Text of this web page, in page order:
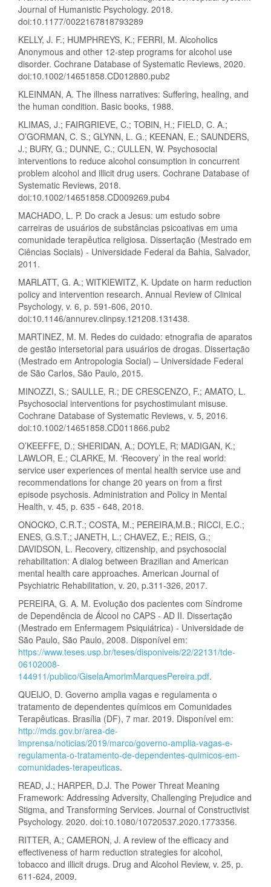
Journal of Humanistic Psychology. 2018.
doi:10.1177/0022167818793289
KELLY, J. F.; HUMPHREYS, K.; FERRI, M. Alcoholics
Anonymous and other 12-step programs for alcohol use
disorder. Cochrane Database of Systematic Reviews, 2020.
doi:10.1002/14651858.CD012880.pub2
KLEINMAN, A. The illness narratives: Suffering, healing, and
the human condition. Basic books, 1988.
KLIMAS, J.; FAIRGRIEVE, C.; TOBIN, H.; FIELD, C. A.;
O’GORMAN, C. S.; GLYNN, L. G.; KEENAN, E.; SAUNDERS,
J.; BURY, G.; DUNNE, C.; CULLEN, W. Psychosocial
interventions to reduce alcohol consumption in concurrent
problem alcohol and illicit drug users. Cochrane Database of
Systematic Reviews, 2018.
doi:10.1002/14651858.CD009269.pub4
MACHADO, L. P. Do crack a Jesus: um estudo sobre
carreiras de usuários de substâncias psicoativas em uma
comunidade terapêutica religiosa. Dissertação (Mestrado em
Ciências Sociais) - Universidade Federal da Bahia, Salvador,
2011.
MARLATT, G. A.; WITKIEWITZ, K. Update on harm reduction
policy and intervention research. Annual Review of Clinical
Psychology, v. 6, p. 591-606, 2010.
doi:10.1146/annurev.clinpsy.121208.131438.
MARTINEZ, M. M. Redes do cuidado: etnografia de aparatos
de gestão intersetorial para usuários de drogas. Dissertação
(Mestrado em Antropologia Social) – Universidade Federal
de São Carlos, São Paulo, 2015.
MINOZZI, S.; SAULLE, R.; DE CRESCENZO, F.; AMATO, L.
Psychosocial interventions for psychostimulant misuse.
Cochrane Database of Systematic Reviews, v. 5, 2016.
doi:10.1002/14651858.CD011866.pub2
O’KEEFFE, D.; SHERIDAN, A.; DOYLE, R; MADIGAN, K.;
LAWLOR, E.; CLARKE, M. ‘Recovery’ in the real world:
service user experiences of mental health service use and
recommendations for change 20 years on from a first
episode psychosis. Administration and Policy in Mental
Health, v. 45, p. 635 - 648, 2018.
ONOCKO, C.R.T.; COSTA, M.; PEREIRA,M.B.; RICCI, E.C.;
ENES, G.S.T.; JANETH, L.; CHAVEZ, E.; REIS, G.;
DAVIDSON, L. Recovery, citizenship, and psychosocial
rehabilitation: A dialog between Brazilian and American
mental health care approaches. American Journal of
Psychiatric Rehabilitation, v. 20, p.311-326, 2017.
PEREIRA, G. A. M. Evolução dos pacientes com Síndrome
de Dependência de Álcool no CAPS - AD II. Dissertação
(Mestrado em Enfermagem Psiquiátrica) - Universidade de
São Paulo, São Paulo, 2008. Disponível em:
https://www.teses.usp.br/teses/disponiveis/22/22131/tde-
06102008-
144911/publico/GiselaAmorimMarquesPereira.pdf.
QUEIJO, D. Governo amplia vagas e regulamenta o
tratamento de dependentes químicos em Comunidades
Terapêuticas. Brasília (DF), 7 mar. 2019. Disponível em:
http://mds.gov.br/area-de-
imprensa/noticias/2019/marco/governo-amplia-vagas-e-
regulamenta-o-tratamento-de-dependentes-quimicos-em-
comunidades-terapeuticas.
READ, J.; HARPER, D.J. The Power Threat Meaning
Framework: Addressing Adversity, Challenging Prejudice and
Stigma, and Transforming Services. Journal of Constructivist
Psychology. 2020. doi:10.1080/10720537.2020.1773356.
RITTER, A.; CAMERON, J. A review of the efficacy and
effectiveness of harm reduction strategies for alcohol,
tobacco and illicit drugs. Drug and Alcohol Review, v. 25, p.
611-624, 2009.